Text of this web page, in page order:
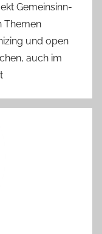
Gemeinsinn-
Themen
und open
auch im